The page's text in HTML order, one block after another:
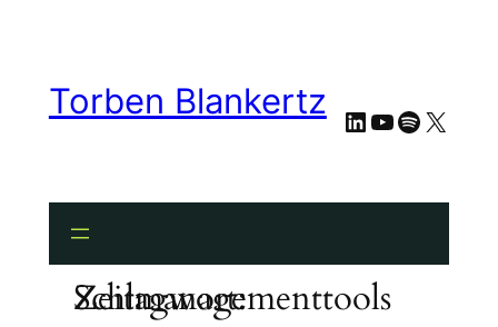
springenTorben Blankertz LinkedIn
YouTube
Spotify
X
Schlagwort:
Zeitmanagementtools